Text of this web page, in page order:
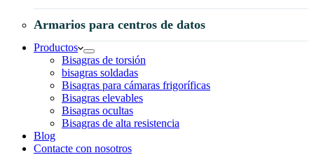
Armarios para centros de datos
Productos
Bisagras de torsión
bisagras soldadas
Bisagras para cámaras frigoríficas
Bisagras elevables
Bisagras ocultas
Bisagras de alta resistencia
Blog
Contacte con nosotros